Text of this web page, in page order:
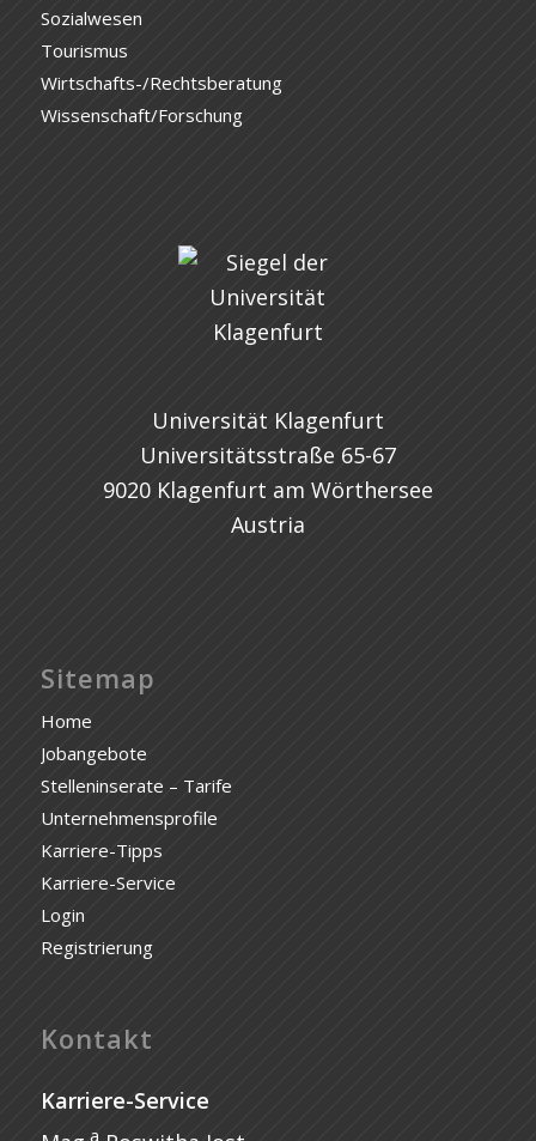
Sozialwesen
Tourismus
Wirtschafts-/Rechtsberatung
Wissenschaft/Forschung
Universität Klagenfurt
Universitätsstraße 65-67
9020 Klagenfurt am Wörthersee
Austria
Sitemap
Home
Jobangebote
Stelleninserate – Tarife
Unternehmensprofile
Karriere-Tipps
Karriere-Service
Login
Registrierung
Kontakt
Karriere-Service
a